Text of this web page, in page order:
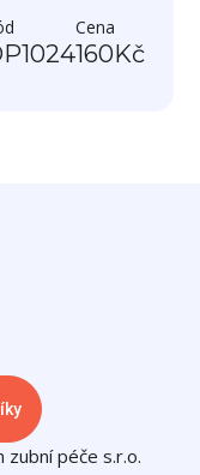
Cena
160Kč
péče s.r.o.